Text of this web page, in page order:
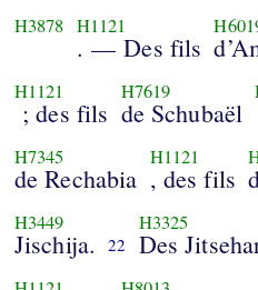
H3878 H1121
. — Des fils
H1121
; des fils
H7619
de Schubaël
H7345
de Rechabia
H1121
, des fils
H3449
Jischija. 22
H3325
Des